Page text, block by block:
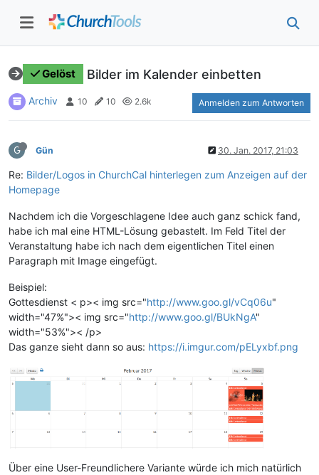
Gelöst Bilder im Kalender einbetten
Archiv 10 10 2.6k Anmelden zum Antworten
G Gün 30. Jan. 2017, 21:03
Re: Bilder/Logos in ChurchCal hinterlegen zum Anzeigen auf der
Homepage
Nachdem ich die Vorgeschlagene Idee auch ganz schick fand,
habe ich mal eine HTML-Lösung gebastelt. Im Feld Titel der
Veranstaltung habe ich nach dem eigentlichen Titel einen
Paragraph mit Image eingefügt.
Beispiel:
Gottesdienst < p>< img src="http://www.goo.gl/vCq06u"
width="47%">< img src="http://www.goo.gl/BUkNgA"
width="53%">< /p>
Das ganze sieht dann so aus: https://i.imgur.com/pELyxbf.png
Über eine User-Freundlichere Variante würde ich mich natürlich